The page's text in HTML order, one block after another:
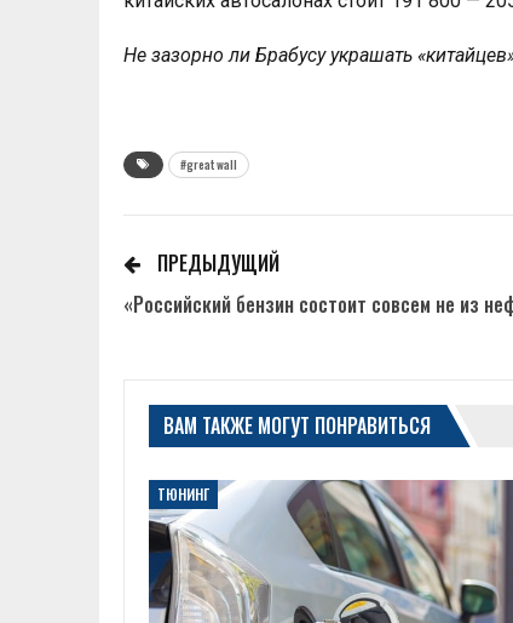
Не зазорно ли Брабусу украшать
#great wall
ПРЕДЫДУЩИЙ
«Российский бензин состоит совсем не из
ВАМ ТАКЖЕ МОГУТ ПОНРАВИТЬСЯ
ТЮНИНГ